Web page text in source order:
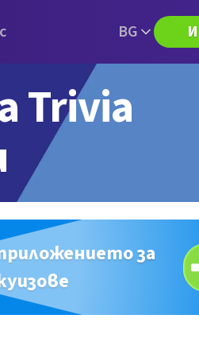
BG
Trivia
за